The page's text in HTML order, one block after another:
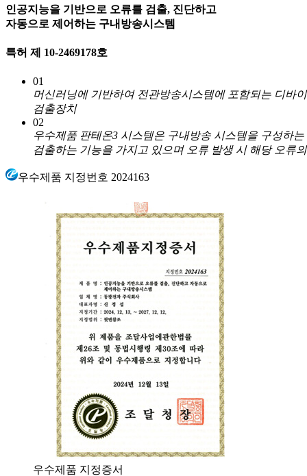
인공지능을 기반으로 오류를 검출, 진단하고
자동으로 제어하는 구내방송시스템
특허 제 10-2469178호
01
머신러닝에 기반하여 전관방송시스템에 포함되는 디바
검출장치
02
우수제품 판테온3 시스템은 구내방송 시스템을 구성하
검출하는 기능을 가지고 있으며 오류 발생 시 해당 오류
우수제품 지정번호 2024163
우수제품 지정증서